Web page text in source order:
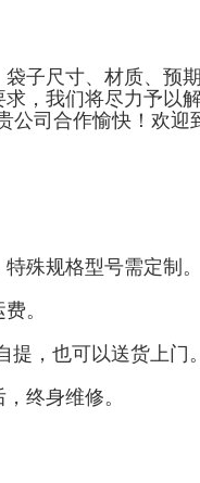
子尺寸、材质、预
，我们将尽力予以
公司合作愉快！欢迎
殊规格型号需定制。
。
，也可以送货上门。
终身维修。